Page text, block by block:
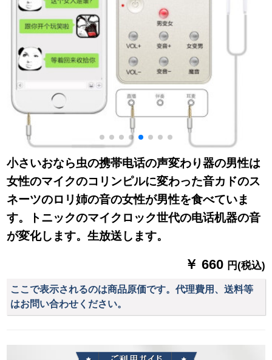
小さいおなら虫の携帯电话の声変わり器の男性は
女性のマイクのコリンピルに変わった音カドのス
ネーツのロリ姉の音の女性が男性を食べていま
す。トニックのマイクロック世代の电话机器の音
が変化します。生放送します。
￥ 660 円(税込)
ここで表示されるのは商品原価です。代理費用、送料等
はお問い合わせください。